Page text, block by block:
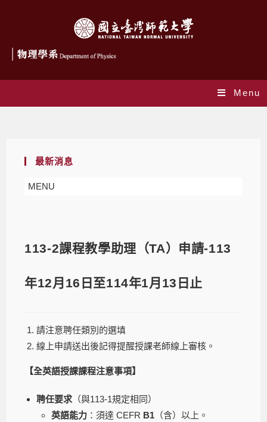
Menu
最新消息
MENU
113-2課程教學助理（TA）申請-113
年12月16日至114年1月13日止
請注意聘任類別的選填
線上申請送出後記得提醒授課老師線上審核。
【全英語授課課程注意事項】
聘任要求 （與113-1規定相同）
英語能力 ：須達 CEFR B1 （含）以上。